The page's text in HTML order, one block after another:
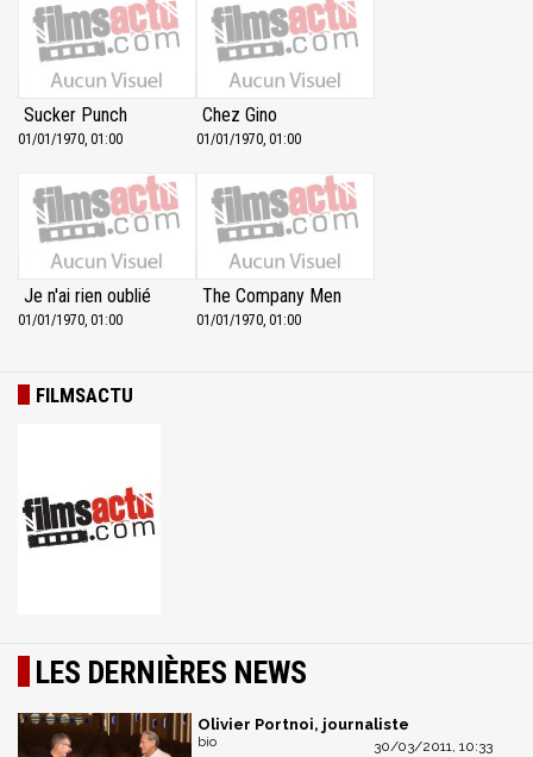
Sucker Punch
01/01/1970, 01:00
Chez Gino
01/01/1970, 01:00
Je n'ai rien oublié
01/01/1970, 01:00
The Company Men
01/01/1970, 01:00
FILMSACTU
LES DERNIÈRES NEWS
Olivier Portnoi, journaliste
30/03/2011, 10:33
bio